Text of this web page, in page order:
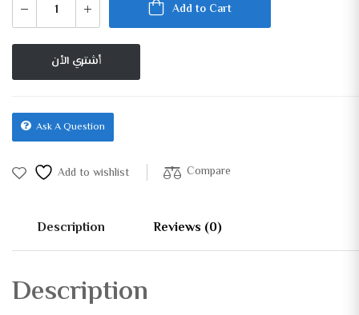
Add to Cart
أشتري الأن
Ask A Question
Add to wishlist Compare
Description Reviews (0)
Description